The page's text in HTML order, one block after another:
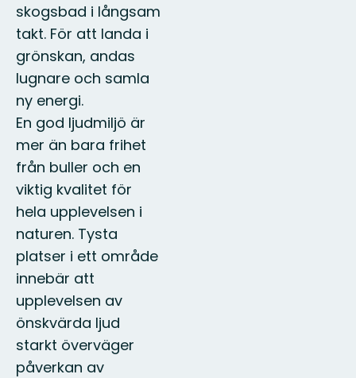
skogsbad i långsam
takt. För att landa i
grönskan, andas
lugnare och samla
ny energi.
En god ljudmiljö är
mer än bara frihet
från buller och en
viktig kvalitet för
hela upplevelsen i
naturen. Tysta
platser i ett område
innebär att
upplevelsen av
önskvärda ljud
starkt överväger
påverkan av